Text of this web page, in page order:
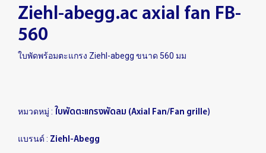
Ziehl-abegg.ac axial fan FB-
560
ใบพัดพร้อมตะแกรง Ziehl-abegg ขนาด 560 มม
หมวดหมู่ : ใบพัดตะแกรงพัดลม (Axial Fan/Fan grille)
แบรนด์ : Ziehl-Abegg